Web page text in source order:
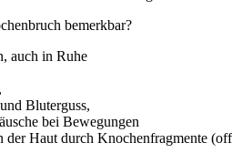
bemerkbar?
auch in Ruhe
Bluterguss,
bei Bewegungen
der Haut durch Knochenfragmente